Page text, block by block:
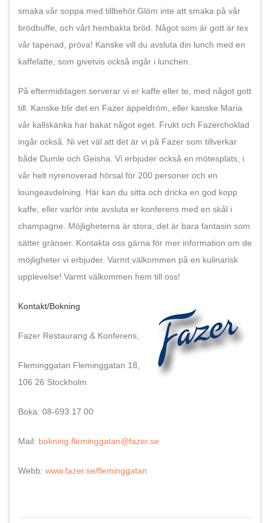
smaka vår soppa med tillbehör.Glöm inte att smaka på vår
brödbuffe, och vårt hembakta bröd. Något som är gott är tex
vår tapenad, pröva! Kanske vill du avsluta din lunch med en
kaffelatte, som givetvis också ingår i lunchen.
På eftermiddagen serverar vi er kaffe eller te, med något gott
till. Kanske blir det en Fazer äppeldröm, eller kanske Maria
vår kallskänka har bakat något eget. Frukt och Fazerchoklad
ingår också. Ni vet väl att det är vi på Fazer som tillverkar
både Dumle och Geisha. Vi erbjuder också en mötesplats, i
vår helt nyrenoverad hörsal för 200 personer och en
loungeavdelning. Här kan du sitta och dricka en god kopp
kaffe, eller varför inte avsluta er konferens med en skål i
champagne. Möjligheterna är stora, det är bara fantasin som
sätter gränser. Kontakta oss gärna för mer information om de
möjligheter vi erbjuder. Varmt välkommen på en kulinarisk
upplevelse! Varmt välkommen hem till oss!
Kontakt/Bokning
Fazer Restaurang & Konferens,
Fleminggatan Fleminggatan 18,
106 26 Stockholm
Boka: 08-693 17 00
Mail: bokning.fleminggatan@fazer.se
Webb: www.fazer.se/fleminggatan